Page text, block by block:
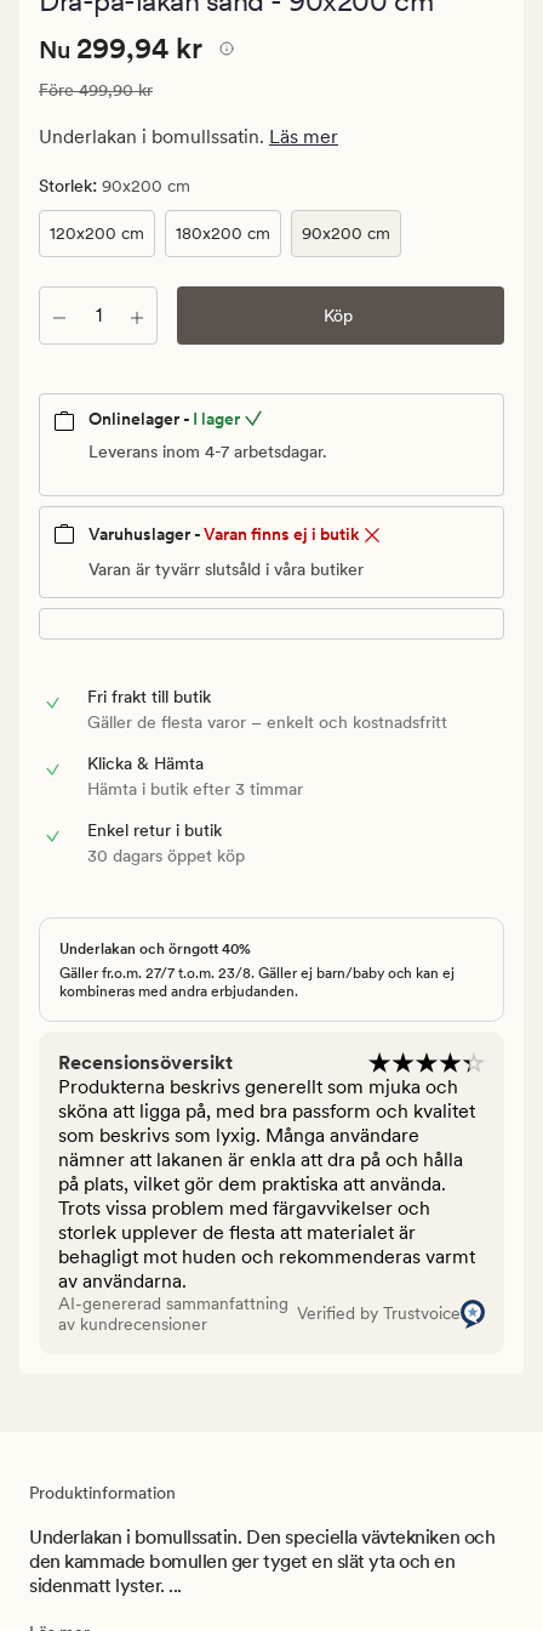
Nuvarande
299,94
kr.
pris
499,90
kr
Nuvarande pris
Nu 299,94 kr
Ordinarie pris 499,90 kr
Före499,90 kr
Underlakan i bomullssatin. Läs mer
Storlek: 90x200 cm
120x200 cm 180x200 cm 90x200 cm
Antal Köp
Onlinelager - I lager
Leverans inom 4-7 arbetsdagar.
Varuhuslager -Varan finns ej i butik
Varan är tyvärr slutsåld i våra butiker
Fri frakt till butik
Gäller de flesta varor – enkelt och kostnadsfritt
Klicka & Hämta
Hämta i butik efter 3 timmar
Enkel retur i butik
30 dagars öppet köp
Underlakan och örngott 40%
Gäller fr.o.m. 27/7 t.o.m. 23/8. Gäller ej barn/baby och kan ej
kombineras med andra erbjudanden.
Recensionsöversikt
Produkterna beskrivs generellt som mjuka och
sköna att ligga på, med bra passform och kvalitet
som beskrivs som lyxig. Många användare
nämner att lakanen är enkla att dra på och hålla
på plats, vilket gör dem praktiska att använda.
Trots vissa problem med färgavvikelser och
storlek upplever de flesta att materialet är
behagligt mot huden och rekommenderas varmt
av användarna.
AI-genererad sammanfattning
av kundrecensioner
Verified by Trustvoice
Produktinformation
Underlakan i bomullssatin. Den speciella vävtekniken och
den kammade bomullen ger tyget en slät yta och en
sidenmatt lyster. ...